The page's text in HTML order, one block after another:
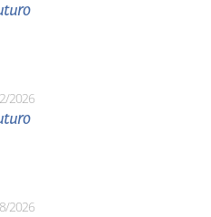
2026
2026